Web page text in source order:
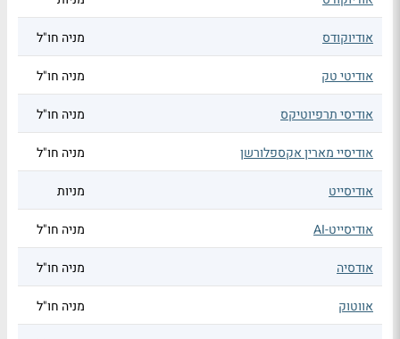
אודיוקודס מניה חו"ל
אודיטי טק מניה חו"ל
אודיסי תרפיוטיקס מניה חו"ל
אודיסיי מארין אקספלורשן מניה חו"ל
אודיסייט מניות
אודיסייט-AI מניה חו"ל
אודסיה מניה חו"ל
אווטוק מניה חו"ל